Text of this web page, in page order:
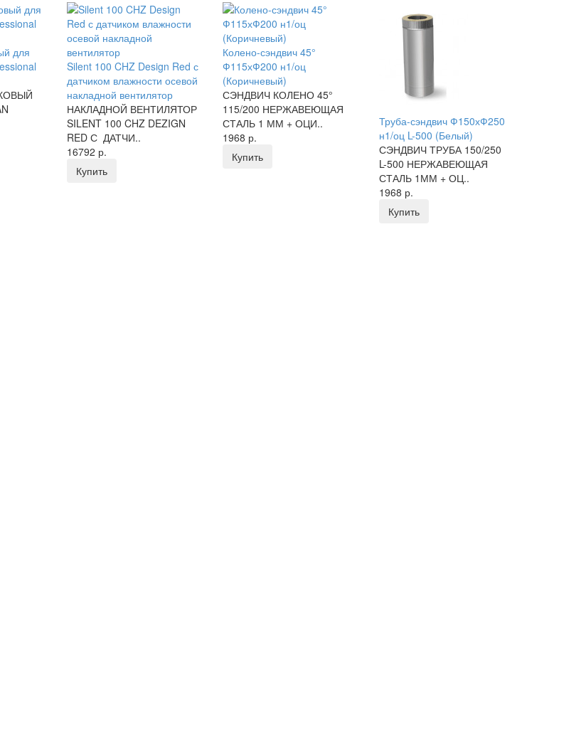
для
Silent 100 CHZ Design Red с
датчиком влажности осевой
накладной вентилятор
НАКЛАДНОЙ ВЕНТИЛЯТОР
SILENT 100 CHZ DEZIGN
RED С ДАТЧИ..
16792 р.
Купить
Колено-сэндвич 45°
Ф115хФ200 н1/оц
(Коричневый)
СЭНДВИЧ КОЛЕНО 45°
115/200 НЕРЖАВЕЮЩАЯ
СТАЛЬ 1 ММ + ОЦИ..
1968 р.
Купить
Труба-сэндвич Ф150хФ250
н1/оц L-500 (Белый)
СЭНДВИЧ ТРУБА 150/250
L-500 НЕРЖАВЕЮЩАЯ
СТАЛЬ 1ММ + ОЦ..
1968 р.
Купить